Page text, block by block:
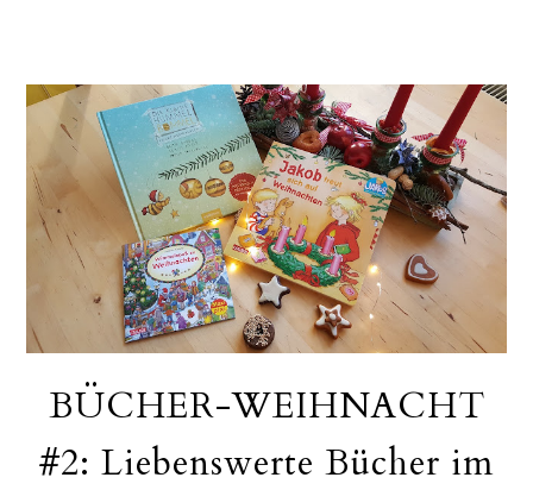
BÜCHER-WEIHNACHT
#2: Liebenswerte Bücher im